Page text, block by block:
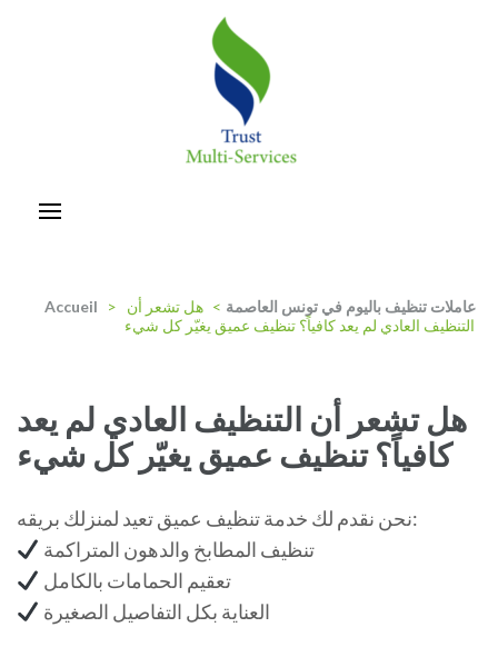
Accueil > عاملات تنظيف باليوم في تونس العاصمة > هل تشعر أن
التنظيف العادي لم يعد كافياً؟ تنظيف عميق يغيّر كل شيء
هل تشعر أن التنظيف العادي لم يعد
كافياً؟ تنظيف عميق يغيّر كل شيء
نحن نقدم لك خدمة تنظيف عميق تعيد لمنزلك بريقه:
تنظيف المطابخ والدهون المتراكمة
تعقيم الحمامات بالكامل
العناية بكل التفاصيل الصغيرة